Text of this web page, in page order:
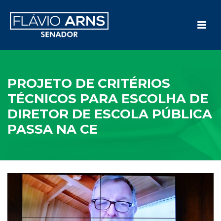
PROJETO DE CRITÉRIOS
TÉCNICOS PARA ESCOLHA DE
DIRETOR DE ESCOLA PÚBLICA
PASSA NA CE